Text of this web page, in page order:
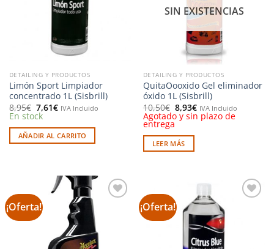
DETAILING Y PRODUCTOS
Limón Sport Limpiador
concentrado 1L (Sisbrill)
8,95€ El
precio
original
era:
8,95€.
7,61€El
precio
es:
7,61€.
IVA Incluido
En stock
AÑADIR AL CARRITO
SIN EXISTENCIAS
DETAILING Y PRODUCTOS
QuitaOooxido Gel eliminador
óxido 1L (Sisbrill)
10,50€ El
precio
original
era:
10,50€.
8,93€El
precio
actual
IVA Incluido
Agotado y sin plazo de
entrega
LEER MÁS
¡Oferta! ¡Oferta!